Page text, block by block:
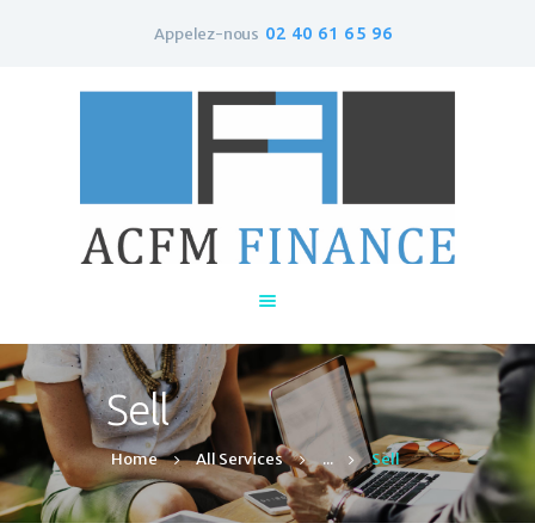
Appelez-nous 02 40 61 65 96
Sell
Home All Services ... Sell
Qui sommes-nous ?
Le rachat de crédit